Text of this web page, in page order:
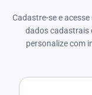
Cadastre-se e
dados cadastrais
personalize com